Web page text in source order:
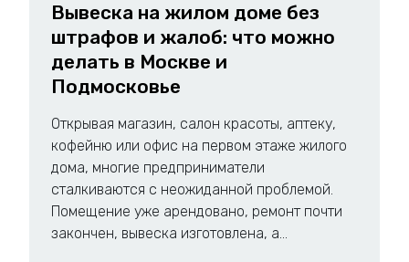
Вывеска на жилом доме без
штрафов и жалоб: что можно
делать в Москве и
Подмосковье
Открывая магазин, салон красоты, аптеку,
кофейню или офис на первом этаже жилого
дома, многие предприниматели
сталкиваются с неожиданной проблемой.
Помещение уже арендовано, ремонт почти
закончен, вывеска изготовлена, а...